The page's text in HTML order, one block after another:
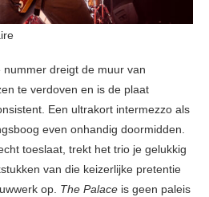
dreigt de muur van
te verdoven en is de plaat
Een ultrakort intermezzo als
even onhandig doormidden.
toeslaat, trekt het trio je gelukkig
van die keizerlijke pretentie
op. The Palace is geen paleis